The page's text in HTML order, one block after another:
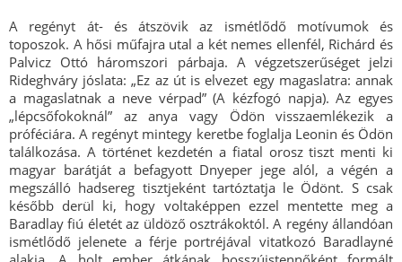
A regényt át- és átszövik az ismétlődő motívumok és
toposzok. A hősi műfajra utal a két nemes ellenfél, Richárd és
Palvicz Ottó háromszori párbaja. A végzetszerűséget jelzi
Rideghváry jóslata: „Ez az út is elvezet egy magaslatra: annak
a magaslatnak a neve vérpad” (A kézfogó napja). Az egyes
„lépcsőfokoknál” az anya vagy Ödön visszaemlékezik a
próféciára. A regényt mintegy keretbe foglalja Leonin és Ödön
találkozása. A történet kezdetén a fiatal orosz tiszt menti ki
magyar barátját a befagyott Dnyeper jege alól, a végén a
megszálló hadsereg tisztjeként tartóztatja le Ödönt. S csak
később derül ki, hogy voltaképpen ezzel mentette meg a
Baradlay fiú életét az üldöző osztrákoktól. A regény állandóan
ismétlődő jelenete a férje portréjával vitatkozó Baradlayné